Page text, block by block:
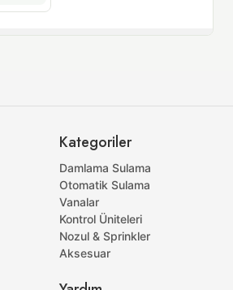
Kategoriler
Damlama Sulama
Otomatik Sulama
Vanalar
Kontrol Üniteleri
Nozul & Sprinkler
Aksesuar